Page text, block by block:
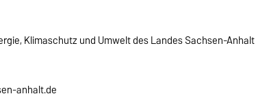
Klimaschutz und Umwelt des Landes Sachsen-Anhalt
anhalt.de